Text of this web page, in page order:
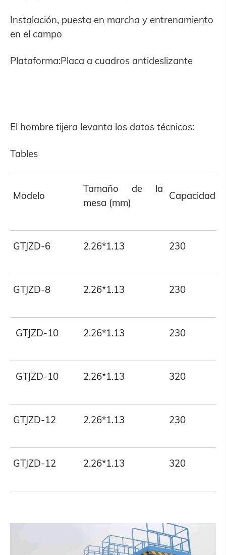
Instalación, puesta en marcha y entrenamiento
en el campo
Plataforma:Placa a cuadros antideslizante
El hombre tijera levanta los datos técnicos:
Tables
Modelo
Tamaño de la
mesa (mm)
Capacidad
GTJZD-6 2.26*1.13 230
GTJZD-8 2.26*1.13 230
GTJZD-10 2.26*1.13 230
GTJZD-10 2.26*1.13 320
GTJZD-12 2.26*1.13 230
GTJZD-12 2.26*1.13 320